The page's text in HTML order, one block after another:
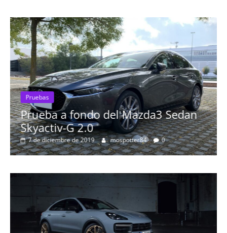
Pruebas
Prueba a fondo del Mazda3 Sedan
Skyactiv-G 2.0
7 de diciembre de 2019 mospotter84 0